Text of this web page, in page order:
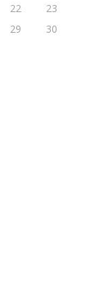
22
23
29
30